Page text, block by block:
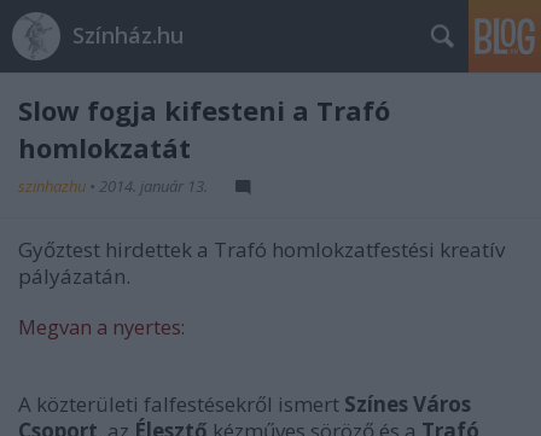
Színház.hu
Slow fogja kifesteni a Trafó
homlokzatát
szinhazhu • 2014. január 13.
Győztest hirdettek a Trafó homlokzatfestési kreatív
pályázatán.
Megvan a nyertes:
A közterületi falfestésekről ismert Színes Város